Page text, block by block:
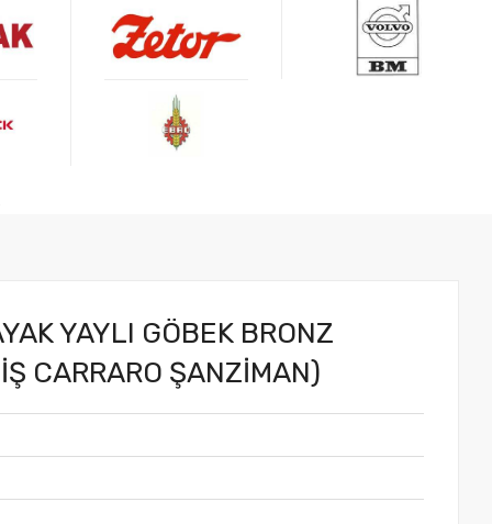
YAYLI GÖBEK BRONZ
CARRARO ŞANZİMAN)